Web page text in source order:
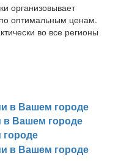
организовывает
оптимальным ценам.
во все регионы